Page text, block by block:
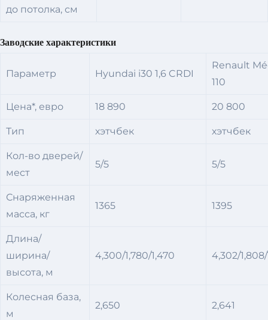
до потолка, см
Заводские характеристики
Параметр Hyundai i30 1,6 CRDI
Renault
110
Цена*, евро 18 890 20 800
Тип хэтчбек хэтчбек
Кол-во дверей/
мест
5/5 5/5
Снаряженная
масса, кг
1365 1395
Длина/
ширина/
высота, м
4,300/1,780/1,470 4,302/1,808/
Колесная база,
м
2,650 2,641